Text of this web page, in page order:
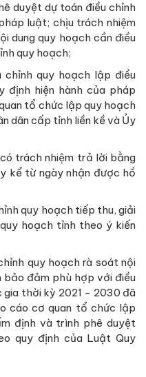
duyệt dự toán điều chỉnh
luật; chịu trách nhiệm
dung quy hoạch cần điều
quy hoạch;
quy hoạch lập điều
định hiện hành của pháp
tổ chức lập quy hoạch
dân cấp tỉnh liền kề và Ủy
trách nhiệm trả lời bằng
kể từ ngày nhận được hồ
quy hoạch tiếp thu, giải
hoạch tỉnh theo ý kiến
quy hoạch rà soát nội
bảo đảm phù hợp với điều
gia thời kỳ 2021 - 2030 đã
cáo cơ quan tổ chức lập
định và trình phê duyệt
quy định của Luật Quy